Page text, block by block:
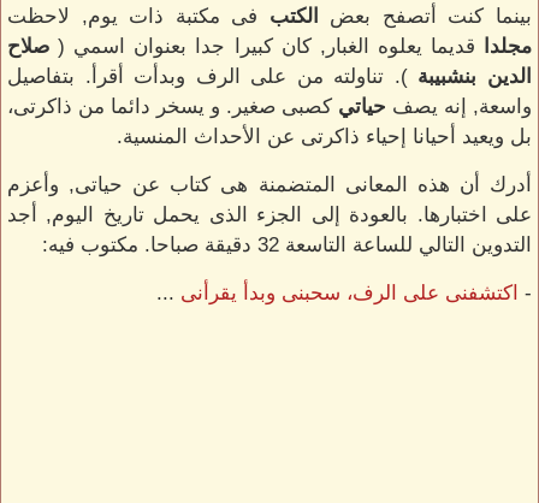
بينما كنت أتصفح بعض الكتب فى مكتبة ذات يوم, لاحظت
مجلدا
قديما يعلوه الغبار, كان كبيرا جدا بعنوان اسمي ( صلاح
الدين بنشبيبة ). تناولته من على الرف وبدأت أقرأ. بتفاصيل
واسعة, إنه يصف حياتي كصبى صغير. و يسخر دائما من ذاكرتى،
بل ويعيد أحيانا إحياء ذاكرتى عن الأحداث المنسية.
أدرك أن هذه المعانى المتضمنة هى كتاب عن حياتى, وأعزم
على اختبارها. بالعودة إلى الجزء الذى يحمل تاريخ اليوم, أجد
التدوين التالي للساعة التاسعة 32 دقيقة صباحا. مكتوب فيه:
- اكتشفنى على الرف، سحبنى وبدأ يقرأنى ...